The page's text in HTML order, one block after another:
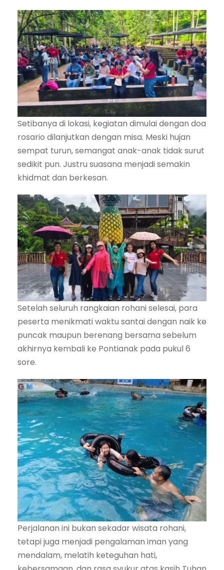
Setibanya di lokasi, kegiatan dimulai dengan doa
rosario dilanjutkan dengan misa. Meski hujan
sempat turun, semangat anak-anak tidak surut
sedikit pun. Justru suasana menjadi semakin
khidmat dan berkesan.
Setelah seluruh rangkaian rohani selesai, para
peserta menikmati waktu santai dengan naik ke
puncak maupun berenang bersama sebelum
akhirnya kembali ke Pontianak pada pukul 6
sore.
Perjalanan ini bukan sekadar wisata rohani,
tetapi juga menjadi pengalaman iman yang
mendalam, melatih keteguhan hati,